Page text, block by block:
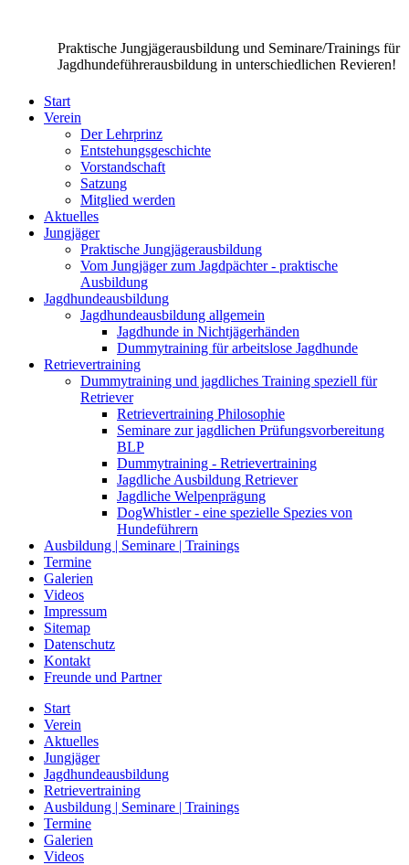
Praktische Jungjägerausbildung und Seminare/Trainings für
Jagdhundeführerausbildung in unterschiedlichen Revieren!
Start
Verein
Der Lehrprinz
Entstehungsgeschichte
Vorstandschaft
Satzung
Mitglied werden
Aktuelles
Jungjäger
Praktische Jungjägerausbildung
Vom Jungjäger zum Jagdpächter - praktische
Ausbildung
Jagdhundeausbildung
Jagdhundeausbildung allgemein
Jagdhunde in Nichtjägerhänden
Dummytraining für arbeitslose Jagdhunde
Retrievertraining
Dummytraining und jagdliches Training speziell für
Retriever
Retrievertraining Philosophie
Seminare zur jagdlichen Prüfungsvorbereitung
BLP
Dummytraining - Retrievertraining
Jagdliche Ausbildung Retriever
Jagdliche Welpenprägung
DogWhistler - eine spezielle Spezies von
Hundeführern
Ausbildung | Seminare | Trainings
Termine
Galerien
Videos
Impressum
Sitemap
Datenschutz
Kontakt
Freunde und Partner
Start
Verein
Aktuelles
Jungjäger
Jagdhundeausbildung
Retrievertraining
Ausbildung | Seminare | Trainings
Termine
Galerien
Videos